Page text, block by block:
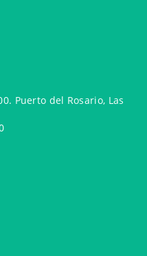
Puerto del Rosario, Las